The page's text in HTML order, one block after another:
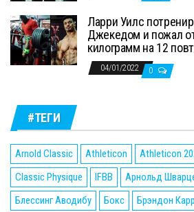
Ларри Уилс
Джекедом и пожал
килограмм на 12
04/01/2022 0
#ТЕГИ
Arnold Classic Athleticon Athleticon
Classic Physique
IFBB Арнольд
Блессинг Аводибу
Бокс Брэндон